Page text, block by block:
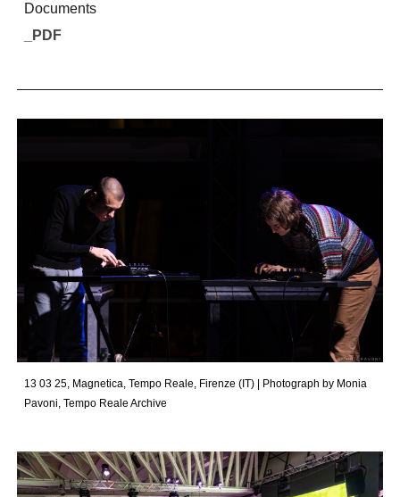
Documents
_PDF
13 03 25, Magnetica, Tempo Reale, Firenze (IT)
Photograph by Monia
Pavoni,Tempo Reale Archive